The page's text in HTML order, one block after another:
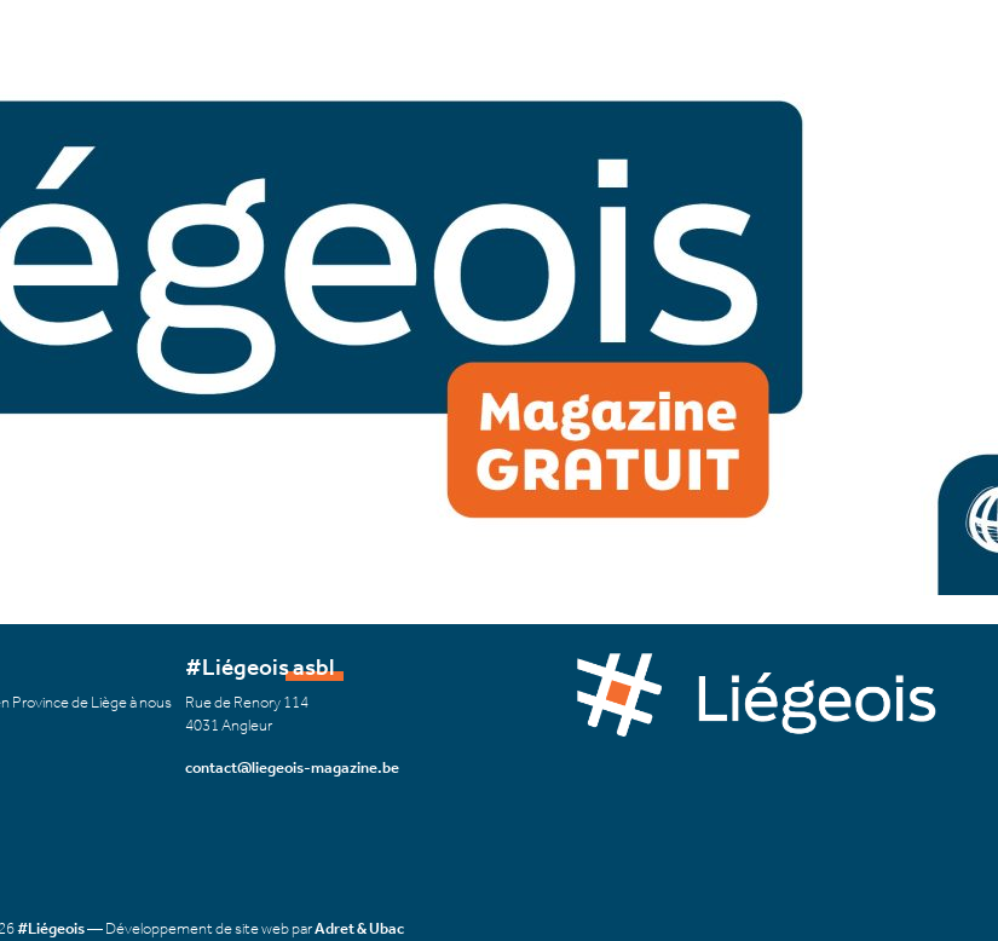
Province de Liège à nous
#Liégeois asbl
Rue de Renory 114
4031 Angleur
contact@liegeois-magazine.be
#Liégeois— Développement de site web parAdret & Ubac